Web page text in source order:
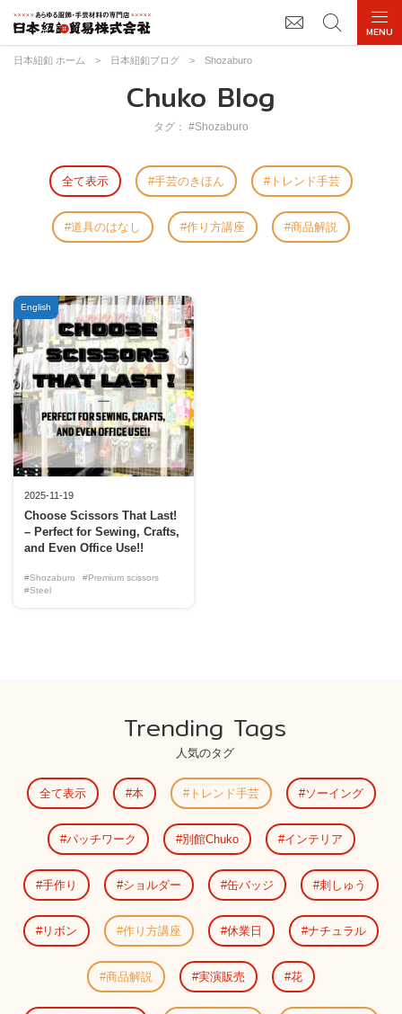
日本紐釦 ホーム > 日本紐釦ブログ > Shozaburo
Chuko Blog
タグ： #Shozaburo
全て表示 手芸のきほん トレンド手芸
道具のはなし 作り方講座 商品解説
2025-11-19
Choose Scissors That Last!
– Perfect for Sewing, Crafts,
and Even Office Use!!
#Shozaburo
#Premium scissors
#Steel
English
Trending Tags
人気のタグ
全て表示 本 トレンド手芸 ソーイング
パッチワーク 別館Chuko インテリア
手作り ショルダー 缶バッジ 刺しゅう
リボン 作り方講座 休業日 ナチュラル
商品解説 実演販売 花